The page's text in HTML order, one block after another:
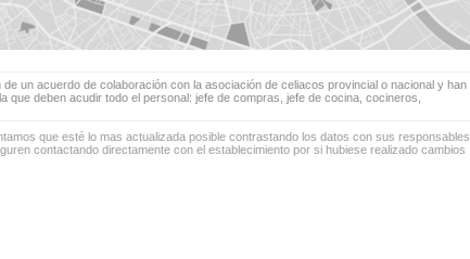
un acuerdo de colaboración con la asociación de celiacos provincial o nacional y han
que deben acudir todo el personal: jefe de compras, jefe de cocina, cocineros,
que esté lo mas actualizada posible contrastando los datos con sus responsables
contactando directamente con el establecimiento por si hubiese realizado cambios